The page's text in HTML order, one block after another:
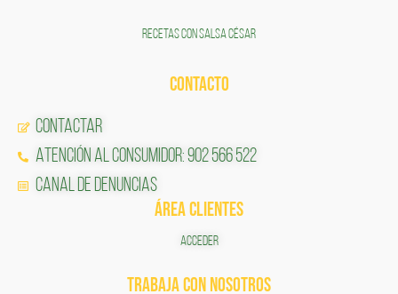
RECETAS CON SALSA CÉSAR
CONTACTO
Contactar
Atención al Consumidor: 902 566 522
Canal de Denuncias
ÁREA CLIENTES
ACCEDER
TRABAJA CON NOSOTROS